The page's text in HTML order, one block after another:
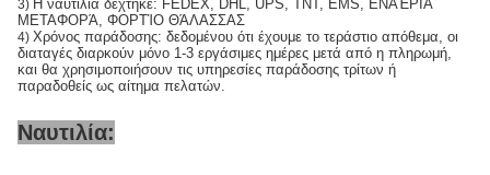
3) Η ναυτιλία δέχτηκε: FEDEX, DHL, UPS, TNT, EMS, ΕΝΑΈΡΙΑ
ΜΕΤΑΦΟΡΆ, ΦΟΡΤΊΟ ΘΆΛΑΣΣΑΣ
4) Χρόνος παράδοσης: δεδομένου ότι έχουμε το τεράστιο απόθεμα, οι
διαταγές διαρκούν μόνο 1-3 εργάσιμες ημέρες μετά από η πληρωμή,
και θα χρησιμοποιήσουν τις υπηρεσίες παράδοσης τρίτων ή
παραδοθείς ως αίτημα πελατών.
Ναυτιλία: